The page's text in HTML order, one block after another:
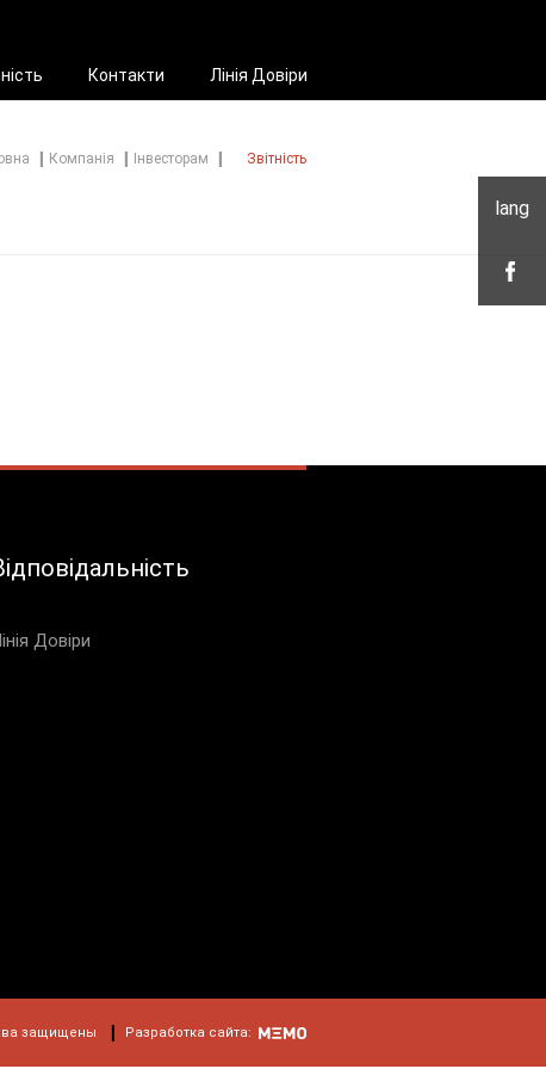
Контакти Лінія Довіри
Компанія Інвесторам Звітність
Довіри
защищены Разработка сайта: